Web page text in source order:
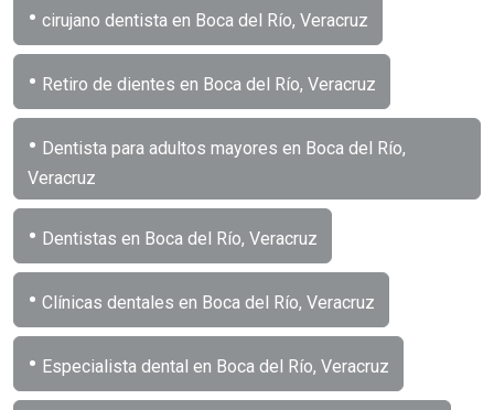
• cirujano dentista en Boca del Río, Veracruz
• Retiro de dientes en Boca del Río, Veracruz
• Dentista para adultos mayores en Boca del Río,
Veracruz
• Dentistas en Boca del Río, Veracruz
• Clínicas dentales en Boca del Río, Veracruz
• Especialista dental en Boca del Río, Veracruz